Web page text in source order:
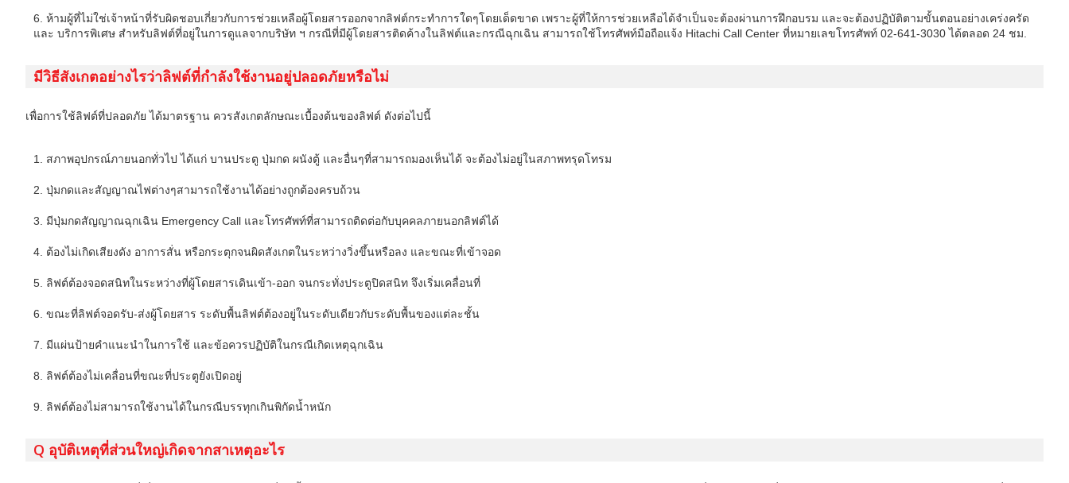
6. ห้ามผู้ที่ไม่ใช่เจ้าหน้าที่รับผิดชอบเกี่ยวกับการช่วยเหลือผู้โดยสารออกจากลิฟต์กระทำการใดๆโดยเด็ดขาด เพราะผู้ที่ให้การช่วยเหลือได้จำเป็นจะต้องผ่านการฝึกอบรม และจะต้องปฏิบัติตามขั้นตอนอย่างเคร่งครัด
และ บริการพิเศษ สำหรับลิฟต์ที่อยู่ในการดูแลจากบริษัท ฯ กรณีที่มีผู้โดยสารติดค้างในลิฟต์และกรณีฉุกเฉิน สามารถใช้โทรศัพท์มือถือแจ้ง Hitachi Call Center ที่หมายเลขโทรศัพท์ 02-641-3030 ได้ตลอด 24 ชม.
มีวิธีสังเกตอย่างไรว่าลิฟต์ที่กำลังใช้งานอยู่ปลอดภัยหรือไม่
เพื่อการใช้ลิฟต์ที่ปลอดภัย ได้มาตรฐาน ควรสังเกตลักษณะเบื้องต้นของลิฟต์ ดังต่อไปนี้
1. สภาพอุปกรณ์ภายนอกทั่วไป ได้แก่ บานประตู ปุ่มกด ผนังตู้ และอื่นๆที่สามารถมองเห็นได้ จะต้องไม่อยู่ในสภาพทรุดโทรม
2. ปุ่มกดและสัญญาณไฟต่างๆสามารถใช้งานได้อย่างถูกต้องครบถ้วน
3. มีปุ่มกดสัญญาณฉุกเฉิน Emergency Call และโทรศัพท์ที่สามารถติดต่อกับบุคคลภายนอกลิฟต์ได้
4. ต้องไม่เกิดเสียงดัง อาการสั่น หรือกระตุกจนผิดสังเกตในระหว่างวิ่งขึ้นหรือลง และขณะที่เข้าจอด
5. ลิฟต์ต้องจอดสนิทในระหว่างที่ผู้โดยสารเดินเข้า-ออก จนกระทั่งประตูปิดสนิท จึงเริ่มเคลื่อนที่
6. ขณะที่ลิฟต์จอดรับ-ส่งผู้โดยสาร ระดับพื้นลิฟต์ต้องอยู่ในระดับเดียวกับระดับพื้นของแต่ละชั้น
7. มีแผ่นป้ายคำแนะนำในการใช้ และข้อควรปฏิบัติในกรณีเกิดเหตุฉุกเฉิน
8. ลิฟต์ต้องไม่เคลื่อนที่ขณะที่ประตูยังเปิดอยู่
9. ลิฟต์ต้องไม่สามารถใช้งานได้ในกรณีบรรทุกเกินพิกัดน้ำหนัก
Q อุบัติเหตุที่ส่วนใหญ่เกิดจากสาเหตุอะไร